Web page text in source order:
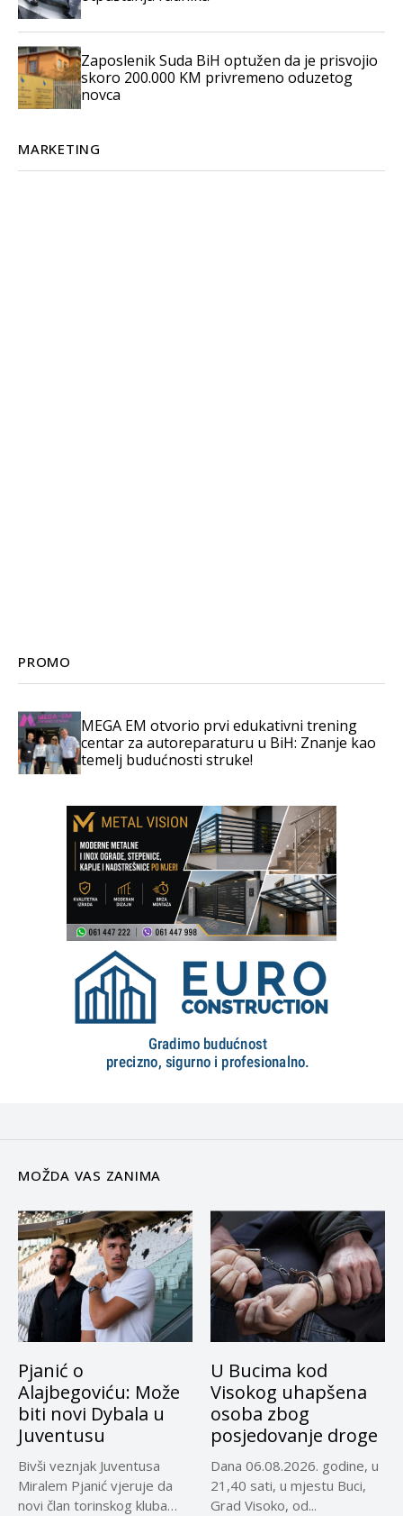
Zaposlenik Suda BiH optužen da je prisvojio
skoro 200.000 KM privremeno oduzetog
novca
MARKETING
PROMO
MEGA EM otvorio prvi edukativni trening
centar za autoreparaturu u BiH: Znanje kao
temelj budućnosti struke!
MOŽDA VAS ZANIMA
Pjanić o
Alajbegoviću: Može
biti novi Dybala u
Juventusu
Bivši veznjak Juventusa
Miralem Pjanić vjeruje da
novi član torinskog kluba
U Bucima kod
Visokog uhapšena
osoba zbog
posjedovanje droge
Dana 06.08.2026. godine, u
21,40 sati, u mjestu Buci,
Grad Visoko, od...